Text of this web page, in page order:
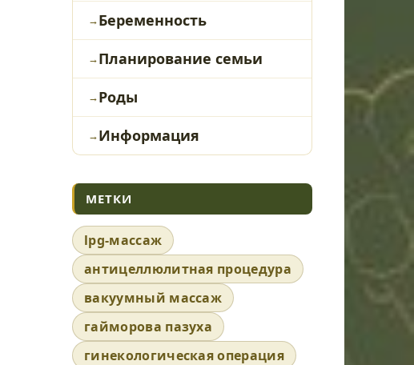
Беременность
Планирование семьи
Роды
Информация
МЕТКИ
lpg-массаж
антицеллюлитная процедура
вакуумный массаж
гайморова пазуха
гинекологическая операция